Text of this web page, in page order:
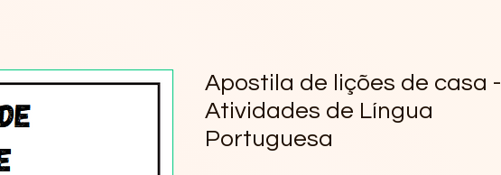
Apostila de lições de casa -
Atividades de Língua
Portuguesa